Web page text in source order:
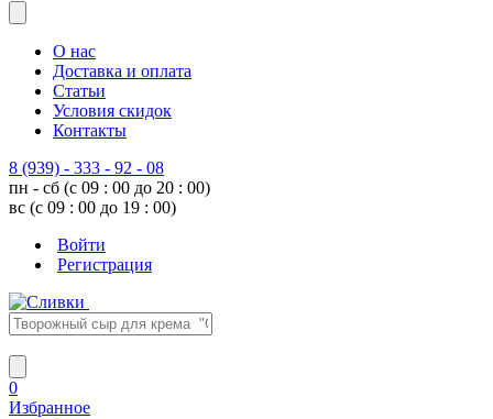
О нас
Доставка и оплата
Статьи
Условия скидок
Контакты
8 (939) - 333 - 92 - 08
пн - сб (с 09 : 00 до 20 : 00)
вс (с 09 : 00 до 19 : 00)
Войти
Регистрация
0
Избранное